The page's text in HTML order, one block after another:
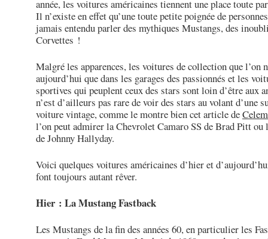
année, les voitures américaines tiennent une place toute
Il n’existe en effet qu’une toute petite poignée de
jamais entendu parler des mythiques Mustangs, des
Corvettes !
Malgré les apparences, les voitures de collection que l’on
aujourd’hui que dans les garages des passionnés et les
sportives qui peuplent ceux des stars sont loin d’être aux
n’est d’ailleurs pas rare de voir des stars au volant d’une
voiture vintage, comme le montre bien cet article de
l’on peut admirer la Chevrolet Camaro SS de Brad Pitt ou
de Johnny Hallyday.
Voici quelques voitures américaines d’hier et
font toujours autant rêver.
Hier : La Mustang Fastback
Les Mustangs de la fin des années 60, en particulier les